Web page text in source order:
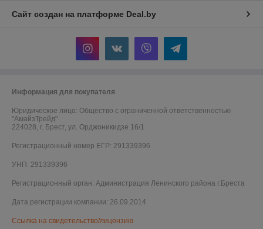
Сайт создан на платформе Deal.by
Информация для покупателя
Юридическое лицо: Общество с ограниченной ответственностью
"АмайзТрейд"
224028, г. Брест, ул. Орджоникидзе 16/1
Регистрационный номер ЕГР: 291339396
УНП: 291339396
Регистрационный орган: Администрация Ленинского района г.Бреста
Дата регистрации компании: 26.09.2014
Ссылка на свидетельство/лицензию